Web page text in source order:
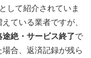
して紹介されていま
ている業者ですが、
途絶・サービス終了で
合、返済記録が残ら